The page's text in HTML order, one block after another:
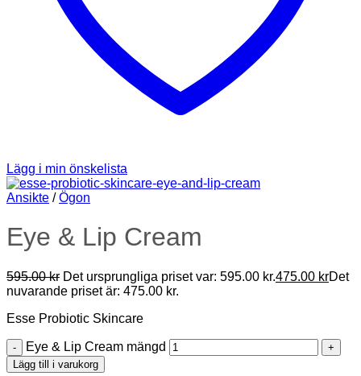
Lägg i min önskelista
Ansikte / Ögon
Eye & Lip Cream
595.00kr Det ursprungliga priset var: 595.00 kr.475.00 krDet
nuvarande priset är: 475.00 kr.
Esse Probiotic Skincare
Eye & Lip Cream mängd
Lägg till i varukorg